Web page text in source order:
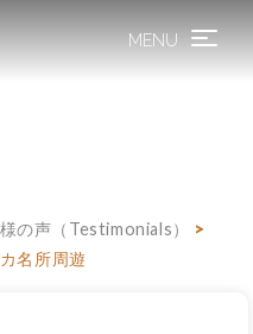
MENU Toggle
の声（Testimonials）
>
名所周遊